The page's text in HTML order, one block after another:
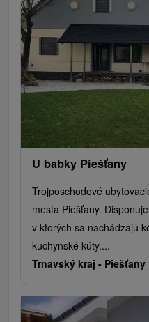
U babky Piešťany
Trojposchodové
mesta Piešťany.
v ktorých sa nachádzajú
kuchynské kúty....
Trnavský kraj - Piešťany